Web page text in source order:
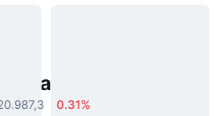
Populer
0.31%